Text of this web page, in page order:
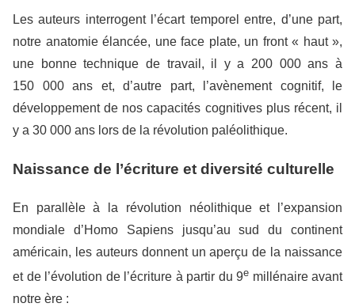
Les auteurs interrogent l’écart temporel entre, d’une part,
notre anatomie élancée, une face plate, un front « haut »,
une bonne technique de travail, il y a 200 000 ans à
150 000 ans et, d’autre part, l’avènement cognitif, le
développement de nos capacités cognitives plus récent, il
y a 30 000 ans lors de la révolution paléolithique.
Naissance de l’écriture et diversité culturelle
En parallèle à la révolution néolithique et l’expansion
mondiale d’Homo Sapiens jusqu’au sud du continent
américain, les auteurs donnent un aperçu de la naissance
et de l’évolution de l’écriture à partir du 9e millénaire avant
notre ère :